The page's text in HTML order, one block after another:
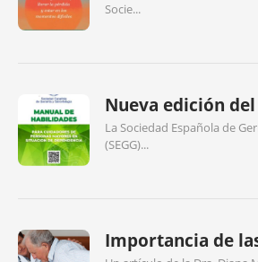
Socie...
Nueva edición del
La Sociedad Española de
(SEGG)...
Importancia de